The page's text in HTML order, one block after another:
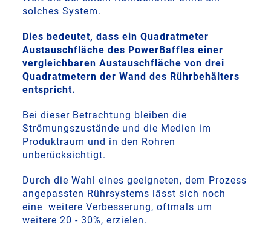
solches System.
Dies bedeutet, dass ein Quadratmeter
Austauschfläche des PowerBaffles einer
vergleichbaren Austauschfläche von drei
Quadratmetern der Wand des Rührbehälters
entspricht.
Bei dieser Betrachtung bleiben die
Strömungszustände und die Medien im
Produktraum und in den Rohren
unberücksichtigt.
Durch die Wahl eines geeigneten, dem Prozess
angepassten Rührsystems lässt sich noch
eine weitere Verbesserung, oftmals um
weitere 20 - 30%, erzielen.